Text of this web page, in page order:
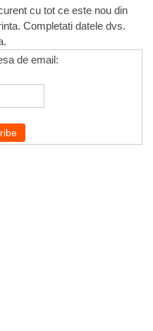
cu tot ce este nou din
Completati datele dvs.
de email: